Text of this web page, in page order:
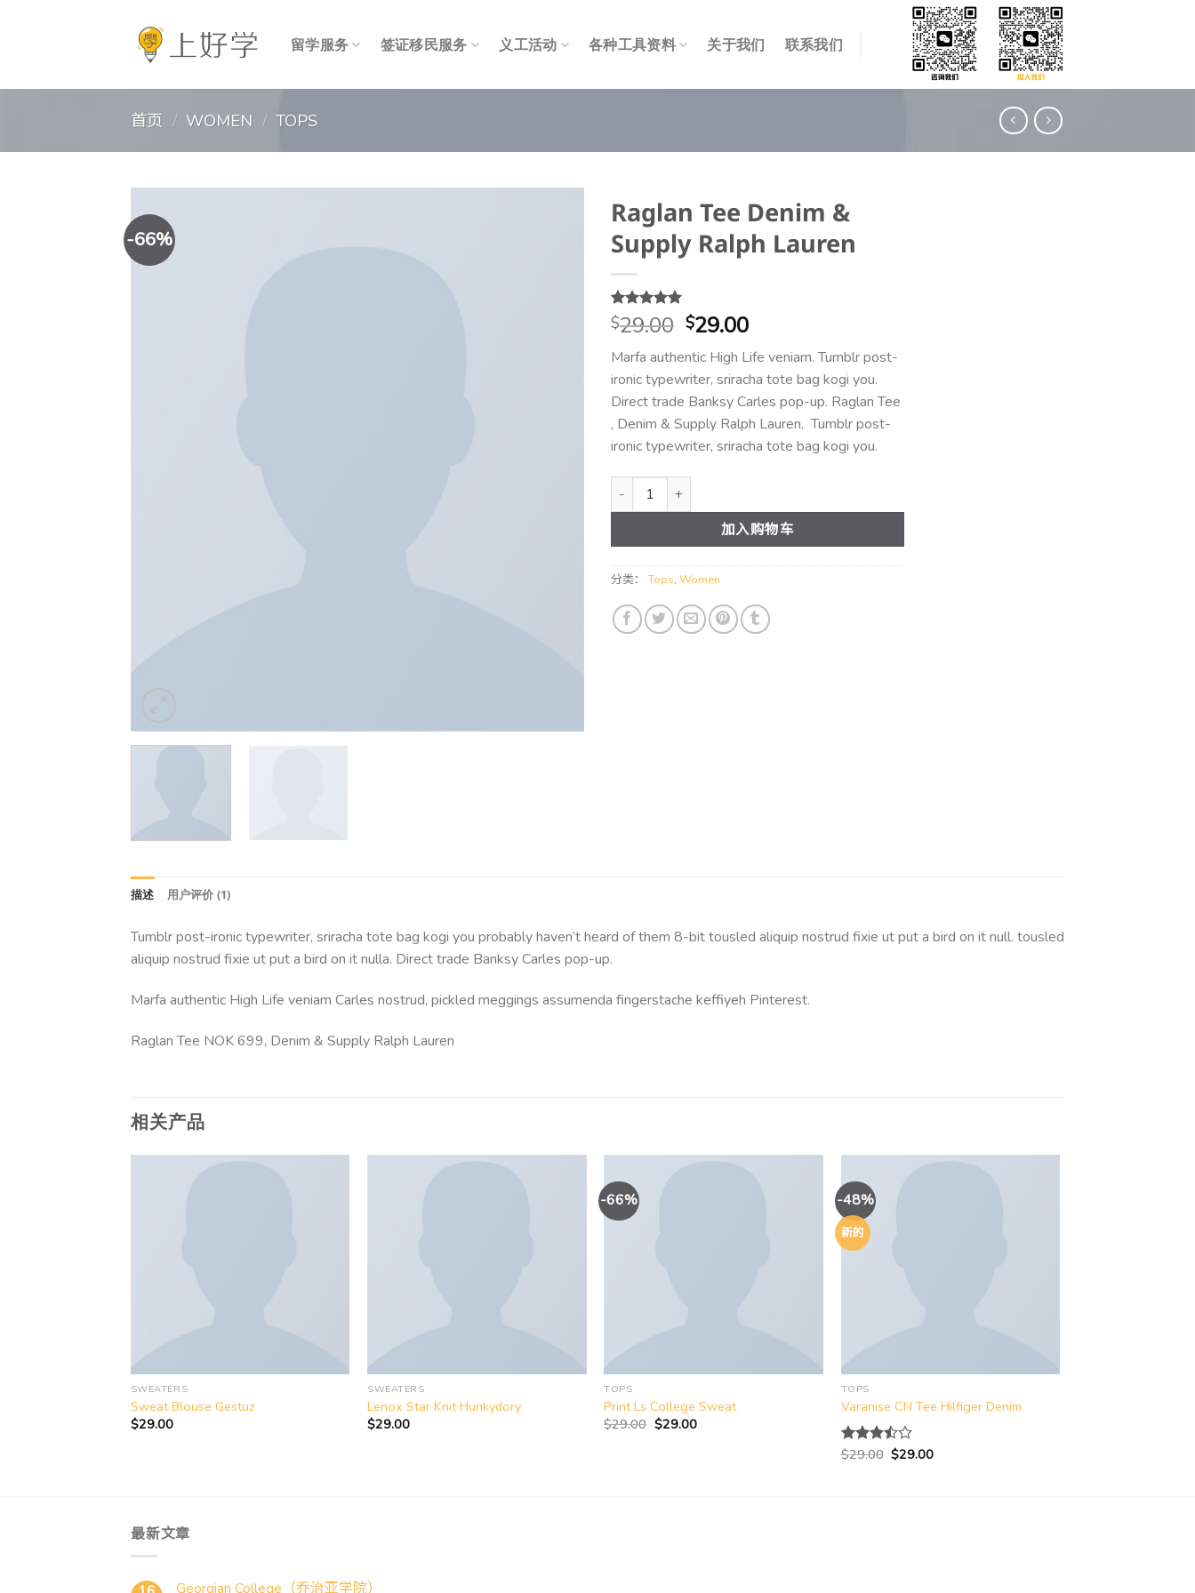
留学服务 签证移民服务 义工活动 各种工具资料 关于我们 联系我们
首页 / WOMEN / TOPS
-66%
Raglan Tee Denim &
Supply Ralph Lauren
评级 5.00/
5，已有
1
位
评价
$29.00 原
价
为：
$29.00。
$29.00当
前
价
格
为：
$29.00。
Marfa authentic High Life veniam. Tumblr post-
ironic typewriter, sriracha tote bag kogi you.
Direct trade Banksy Carles pop-up. Raglan Tee
, Denim & Supply Ralph Lauren. Tumblr post-
ironic typewriter, sriracha tote bag kogi you.
Raglan Tee Denim & Supply Ralph Lauren 数量
加入购物车
分类：Tops, Women
描述 用户评价 (1)
Tumblr post-ironic typewriter, sriracha tote bag kogi you probably haven’t heard of them 8-bit tousled aliquip nostrud fixie ut put a bird on it null. tousled
aliquip nostrud fixie ut put a bird on it nulla. Direct trade Banksy Carles pop-up.
Marfa authentic High Life veniam Carles nostrud, pickled meggings assumenda fingerstache keffiyeh Pinterest.
Raglan Tee NOK 699, Denim & Supply Ralph Lauren
相关产品
SWEATERS
Sweat Blouse Gestuz
$29.00
SWEATERS
Lenox Star Knit Hunkydory
$29.00
-66%
TOPS
Print Ls College Sweat
$29.00 原
价
$29.00当
-48%
新的
TOPS
Varanise CN Tee Hilfiger Denim
评分
$29.00 原
价
$29.00当
最新文章
Georgian College（乔治亚学院）